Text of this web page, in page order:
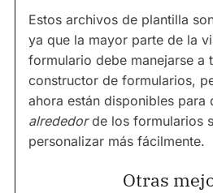
Estos archivos de plantilla
ya que la mayor parte de la
formulario debe manejarse a
constructor de formularios,
ahora están disponibles para
alrededorde los formularios
personalizar más fácilmente.
Otras